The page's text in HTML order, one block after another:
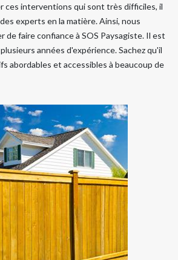
ces interventions qui sont très difficiles, il
experts en la matière. Ainsi, nous
de faire confiance à SOS Paysagiste. Il est
années d'expérience. Sachez qu'il
abordables et accessibles à beaucoup de